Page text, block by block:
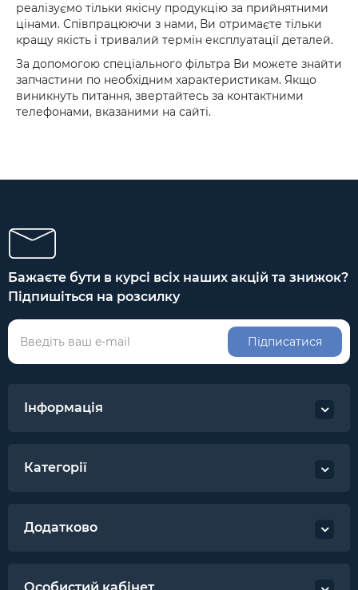
реалізуємо тільки якісну продукцію за прийнятними
цінами. Співпрацюючи з нами, Ви отримаєте тільки
кращу якість і тривалий термін експлуатації деталей.
За допомогою спеціального фільтра Ви можете знайти
запчастини по необхідним характеристикам. Якщо
виникнуть питання, звертайтесь за контактними
телефонами, вказаними на сайті.
Бажаєте бути в курсі всіх наших акцій та знижок?
Підпишіться на розсилку
Підписатися
Інформація
Категорії
Додатково